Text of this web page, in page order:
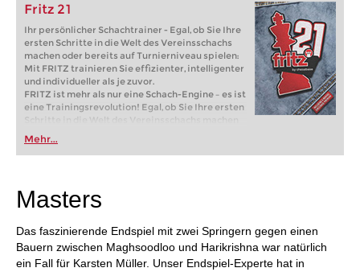
Fritz 21
Ihr persönlicher Schachtrainer - Egal, ob Sie Ihre
ersten Schritte in die Welt des Vereinsschachs
machen oder bereits auf Turnierniveau spielen:
Mit FRITZ trainieren Sie effizienter, intelligenter
und individueller als je zuvor.
FRITZ ist mehr als nur eine Schach-Engine – es ist
eine Trainingsrevolution! Egal, ob Sie Ihre ersten
Schritte in die Welt des Vereinsschachs machen
oder bereits auf Turnierniveau spielen: Mit
FRITZ trainieren Sie effizienter, intelligenter und
individueller als je zuvor.
Mehr...
Masters
Das faszinierende Endspiel mit zwei Springern gegen einen
Bauern zwischen Maghsoodloo und Harikrishna war natürlich
ein Fall für Karsten Müller. Unser Endspiel-Experte hat in